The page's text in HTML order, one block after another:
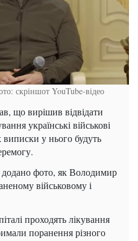
скріншот YouTube-відео
що вирішив відвідати
українські військові
у нього будуть
додано фото, як Володимир
військовому і
проходять лікування
поранення різного